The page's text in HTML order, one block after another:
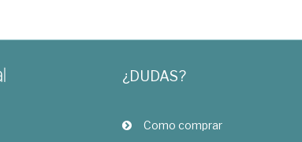
¿DUDAS?
Como comprar